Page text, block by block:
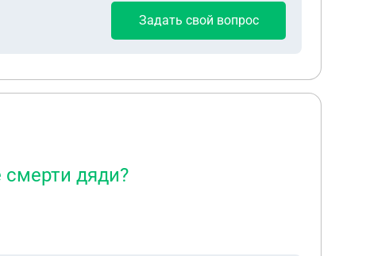
Задать свой вопрос
дяди?